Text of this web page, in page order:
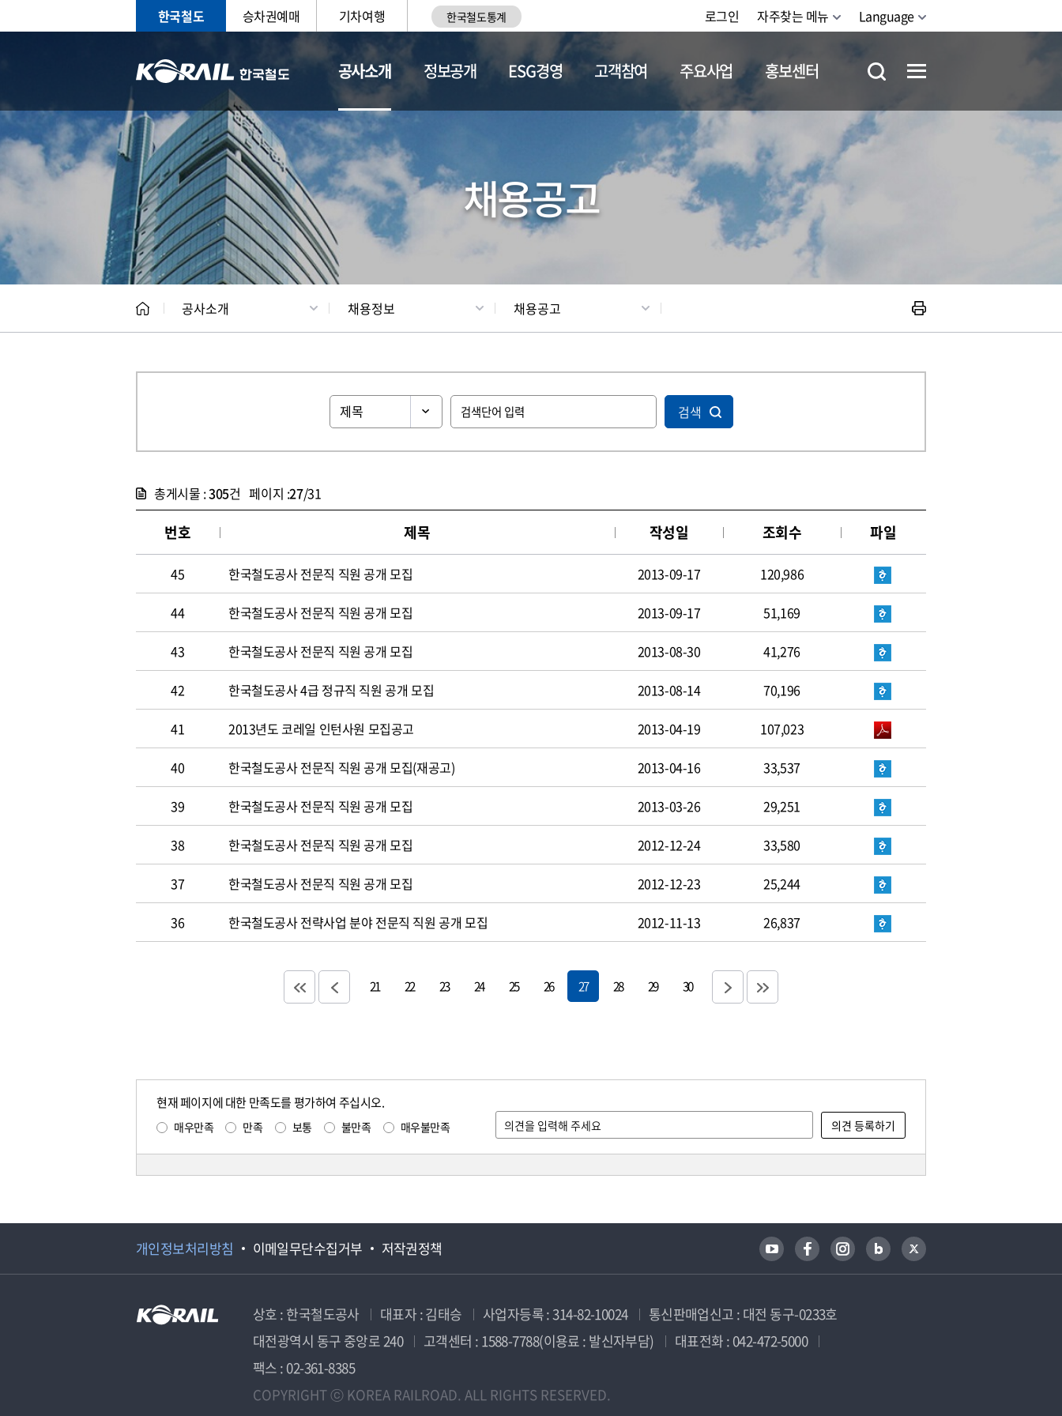
한국철도 승차권예매 기차여행 한국철도통계 로그인 자주찾는 메뉴 Language
공사소개
CEO 일반현황 채용정보
정보공개 ESG경영 고객참여 주요사업 홍보센터
채용공고
공사소개 채용정보 채용공고
검색
총게시물 :305건 페이지 :27/31
번호 제목 작성일 조회수 파일
45 한국철도공사 전문직 직원 공개 모집 2013-09-17 120,986
44 한국철도공사 전문직 직원 공개 모집 2013-09-17 51,169
43 한국철도공사 전문직 직원 공개 모집 2013-08-30 41,276
42 한국철도공사 4급 정규직 직원 공개 모집 2013-08-14 70,196
41 2013년도 코레일 인턴사원 모집공고 2013-04-19 107,023
40 한국철도공사 전문직 직원 공개 모집(재공고) 2013-04-16 33,537
39 한국철도공사 전문직 직원 공개 모집 2013-03-26 29,251
38 한국철도공사 전문직 직원 공개 모집 2012-12-24 33,580
37 한국철도공사 전문직 직원 공개 모집 2012-12-23 25,244
36 한국철도공사 전략사업 분야 전문직 직원 공개 모집 2012-11-13 26,837
21 22 23 24 25 26 27 28 29 30
현재 페이지에 대한 만족도를 평가하여 주십시오.
매우만족 만족 보통 불만족 매우불만족
개인정보처리방침 이메일무단수집거부 저작권정책
상호 : 한국철도공사 대표자 : 김태승 사업자등록 : 314-82-10024
통신판매업신고 : 대전 동구-0233호
대전광역시 동구 중앙로 240
고객센터 : 1588-7788(이용료 : 발신자부담)
대표전화 : 042-472-5000
팩스 : 02-361-8385
COPYRIGHT ⓒ KOREA RAILROAD. ALL RIGHTS RESERVED.